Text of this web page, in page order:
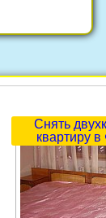
Снять
квартиру